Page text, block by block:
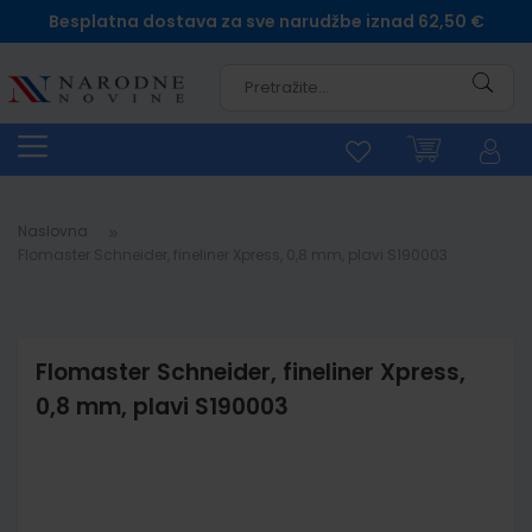
Besplatna dostava za sve narudžbe iznad 62,50 €
Naslovna
Flomaster Schneider, fineliner Xpress,
0,8 mm, plavi S190003